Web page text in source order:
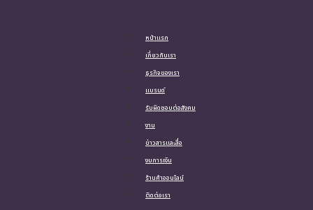
หน้าแรก
เกี่ยวกับเรา
ธุรกิจของเรา
แบรนด์
รับผิดชอบต่อสังคม
งาน
ข่าวสารและสื่อ
งบการเงิน
ร้านค้าออนไลน์
ติดต่อเรา